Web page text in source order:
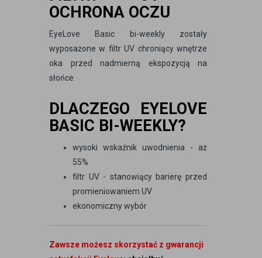
OCHRONA OCZU
EyeLove Basic bi-weekly zostały
wyposażone w filtr UV chroniący wnętrze
oka przed nadmierną ekspozycją na
słońce.
DLACZEGO EYELOVE
BASIC BI-WEEKLY?
wysoki wskaźnik uwodnienia - aż
55%
filtr UV - stanowiący barierę przed
promieniowaniem UV
ekonomiczny wybór
Zawsze możesz skorzystać z gwarancji